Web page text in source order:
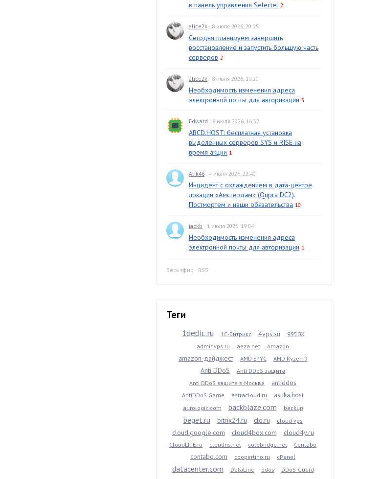
в панель управления Selectel 2
alice2k · 8 июля 2026, 20:25
Сегодня планируем завершить
восстановление и запустить большую часть
серверов 2
alice2k · 8 июля 2026, 19:20
Необходимость изменения адреса
электронной почты для авторизации 3
Edward · 8 июля 2026, 16:32
ABCD.HOST: бесплатная установка
выделенных серверов SYS и RISE на
время акции 1
Alik46 · 4 июля 2026, 22:40
Инцидент с охлаждением в дата-центре
локации «Амстердам» (Qupra DC2).
Постмортем и наши обязательства 10
jackb · 1 июля 2026, 19:04
Необходимость изменения адреса
электронной почты для авторизации 1
Весь эфир · RSS
Теги
1dedic.ru 1С-Битрикс 4vps.su
9950X
adminvps.ru
aeza.net Amazon
amazon-дайджест AMD EPYC AMD Ryzen 9
Anti DDoS
Anti DDoS защита
Anti DDoS защита в Москве
antiddos
AntiDDoS Game astracloud.ru asuka.host
aurologic.com backblaze.com backup
beget.ru bitrix24.ru clo.ru cloud vps
cloud.google.com cloud4box.com cloud4y.ru
CloudLITE.ru cloudns.net colobridge.net Contabo
contabo.com coopertino.ru cPanel
datacenter.com DataLine ddos DDoS-Guard